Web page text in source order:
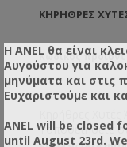
ΚΗΡΉΘΡΕΣ
Κωδικός
Τοποθετήσετε
Η ANEL θα είναι
Αυγούστου για
μηνύματα και στις
Ευχαριστούμε και
ANEL will be closed
until August 23rd.